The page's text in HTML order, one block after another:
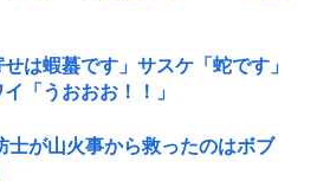
は蝦蟇です」サスケ「蛇です」
「うおおお！！」
が山火事から救ったのはボブ